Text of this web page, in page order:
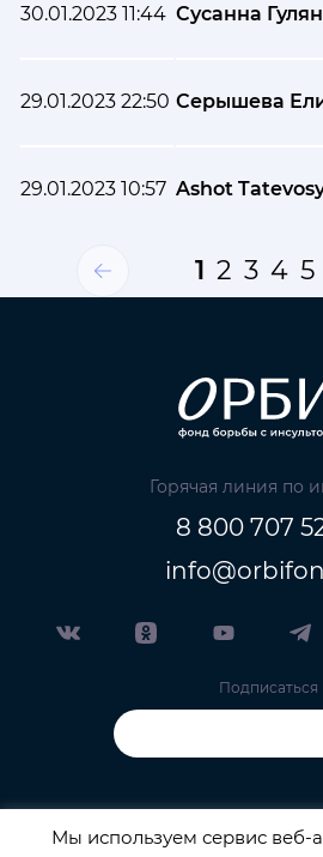
30.01.2023 11:44 Сусанна Гулян
29.01.2023 22:50 Серышева
29.01.2023 10:57 Ashot
1 2 3 4 5
Горячая линия по
8 800 707
Подписаться
Мы используем сервис веб-